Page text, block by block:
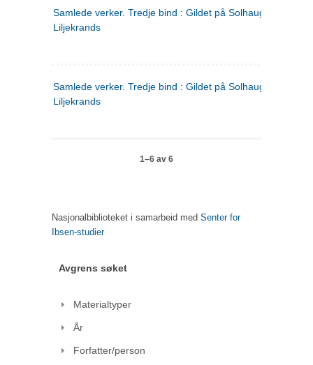
Samlede verker. Tredje bind : Gildet på Solhaug ; Olaf
Liljekrands
Samlede verker. Tredje bind : Gildet på Solhaug ; Olaf
Liljekrands
1–6 av 6
Nasjonalbiblioteket i samarbeid med Senter for
Ibsen-studier
Avgrens søket
Materialtyper
År
Forfatter/person